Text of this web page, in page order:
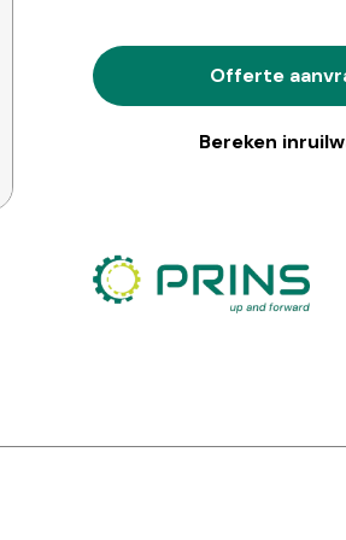
Offerte
Bereken